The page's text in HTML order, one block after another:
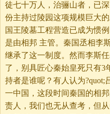
徒七十万人，治骊山者，已
份主持过陵园这项规模巨大
国王陵墓工程营造已成为惯
是由相邦 主管。秦国丞相李
继承了这一制度。然而李斯
了，别具匠心秦始皇死只有3
持者是谁呢？有人认为
一中国，这段时间秦国的相
责人，我们也无从查考，但